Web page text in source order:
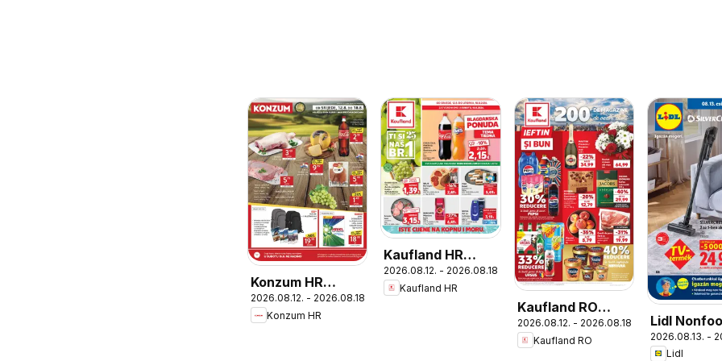
Konzum HR
akciós újság
2026.08.12. - 2026.08.18.
Konzum HR
Kaufland HR
akciós újság
2026.08.12. - 2026.08.18.
Kaufland HR
Kaufland RO
akciós újság
2026.08.12. - 2026.08.18.
Kaufland RO
Lidl
kínálatunk
2026.08.13. -
Lidl